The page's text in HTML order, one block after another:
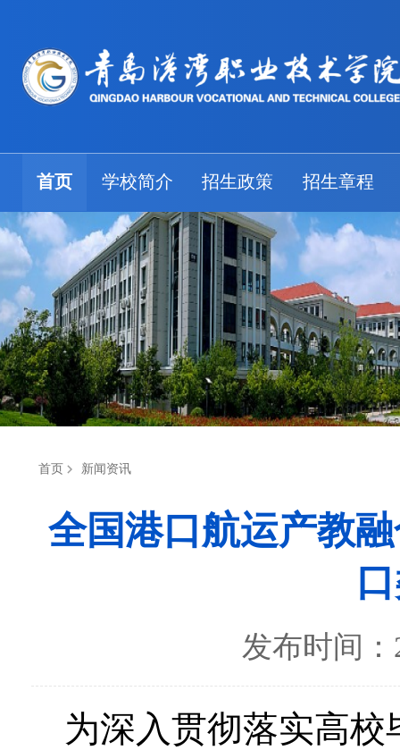
首页 学校简介 招生政策 招生章程
首页 新闻资讯
全国港口航运产教
发布时间
为深入贯彻落实高